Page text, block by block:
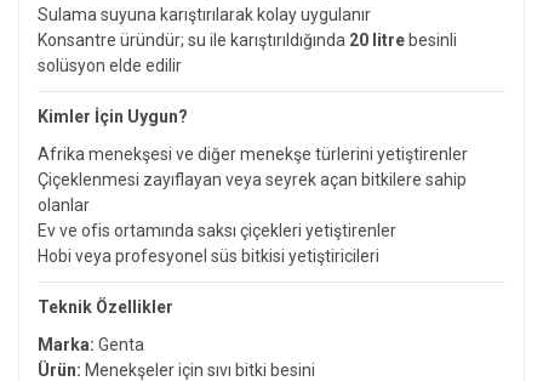
Sulama suyuna karıştırılarak kolay uygulanır
Konsantre üründür; su ile karıştırıldığında 20 litre besinli
solüsyon elde edilir
Kimler İçin Uygun?
Afrika menekşesi ve diğer menekşe türlerini yetiştirenler
Çiçeklenmesi zayıflayan veya seyrek açan bitkilere sahip
olanlar
Ev ve ofis ortamında saksı çiçekleri yetiştirenler
Hobi veya profesyonel süs bitkisi yetiştiricileri
Teknik Özellikler
Marka: Genta
Ürün: Menekşeler için sıvı bitki besini